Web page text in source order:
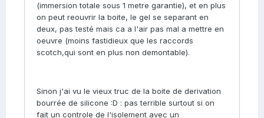
(immersion totale sous 1 metre garantie), et en plus
on peut reouvrir la boite, le gel se separant en
deux, pas testé mais ca a l'air pas mal a mettre en
oeuvre (moins fastidieux que les raccords
scotch,qui sont en plus non demontable).
Sinon j'ai vu le vieux truc de la boite de derivation
bourrée de silicone :D : pas terrible surtout si on
fait un controle de l'isolement avec un